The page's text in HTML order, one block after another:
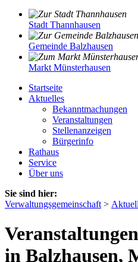
Stadt Thannhausen
Gemeinde Balzhausen
Markt Münsterhausen
Startseite
Aktuelles
Bekanntmachungen
Veranstaltungen
Stellenanzeigen
Bürgerinfo
Rathaus
Service
Über uns
Sie sind hier:
Verwaltungsgemeinschaft >
in Balzhausen,